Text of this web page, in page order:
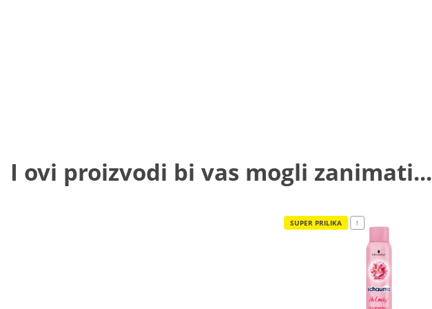
I ovi proizvodi bi vas mogli zanimati...
SUPER PRILIKA !